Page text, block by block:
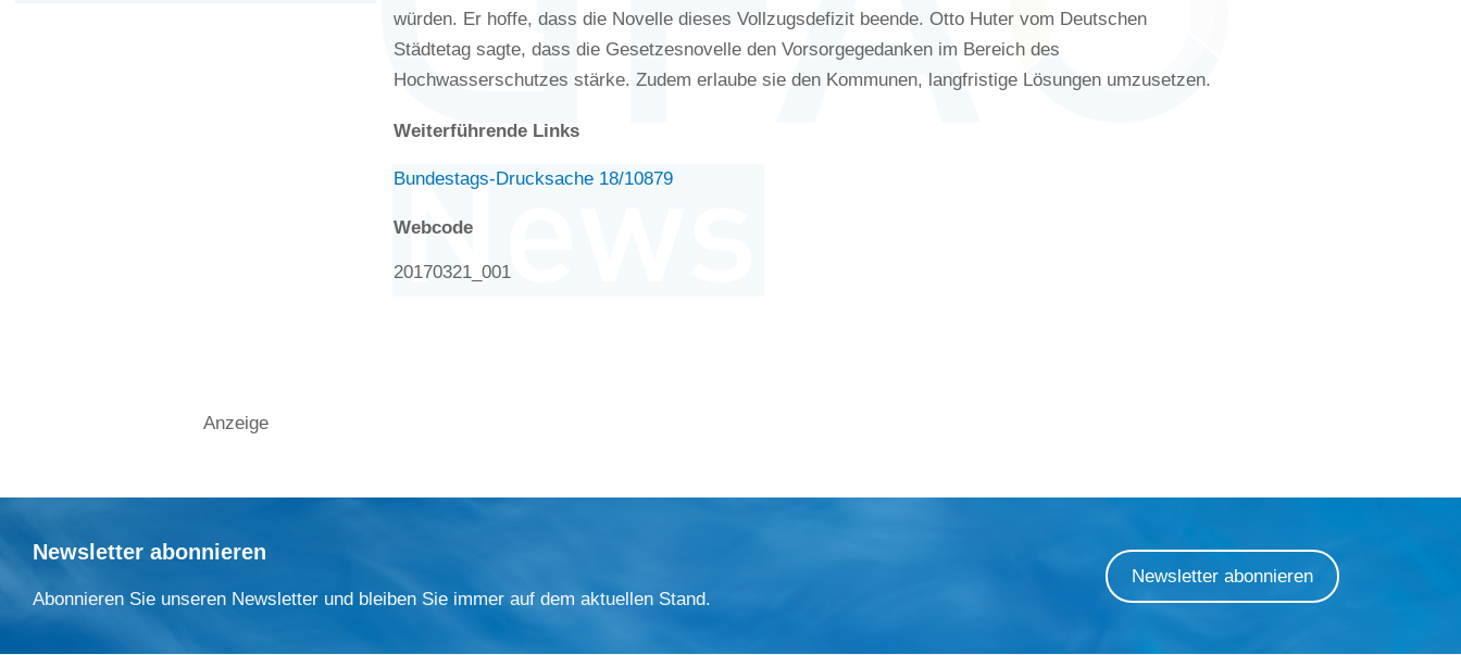
würden. Er hoffe, dass die Novelle dieses Vollzugsdefizit beende. Otto Huter vom Deutschen
Städtetag sagte, dass die Gesetzesnovelle den Vorsorgegedanken im Bereich des
Hochwasserschutzes stärke. Zudem erlaube sie den Kommunen, langfristige Lösungen umzusetzen.
Weiterführende Links
Bundestags-Drucksache 18/10879
Webcode
20170321_001
Anzeige
Newsletter abonnieren
Abonnieren Sie unseren Newsletter und bleiben Sie immer auf dem aktuellen Stand.
Newsletter abonnieren